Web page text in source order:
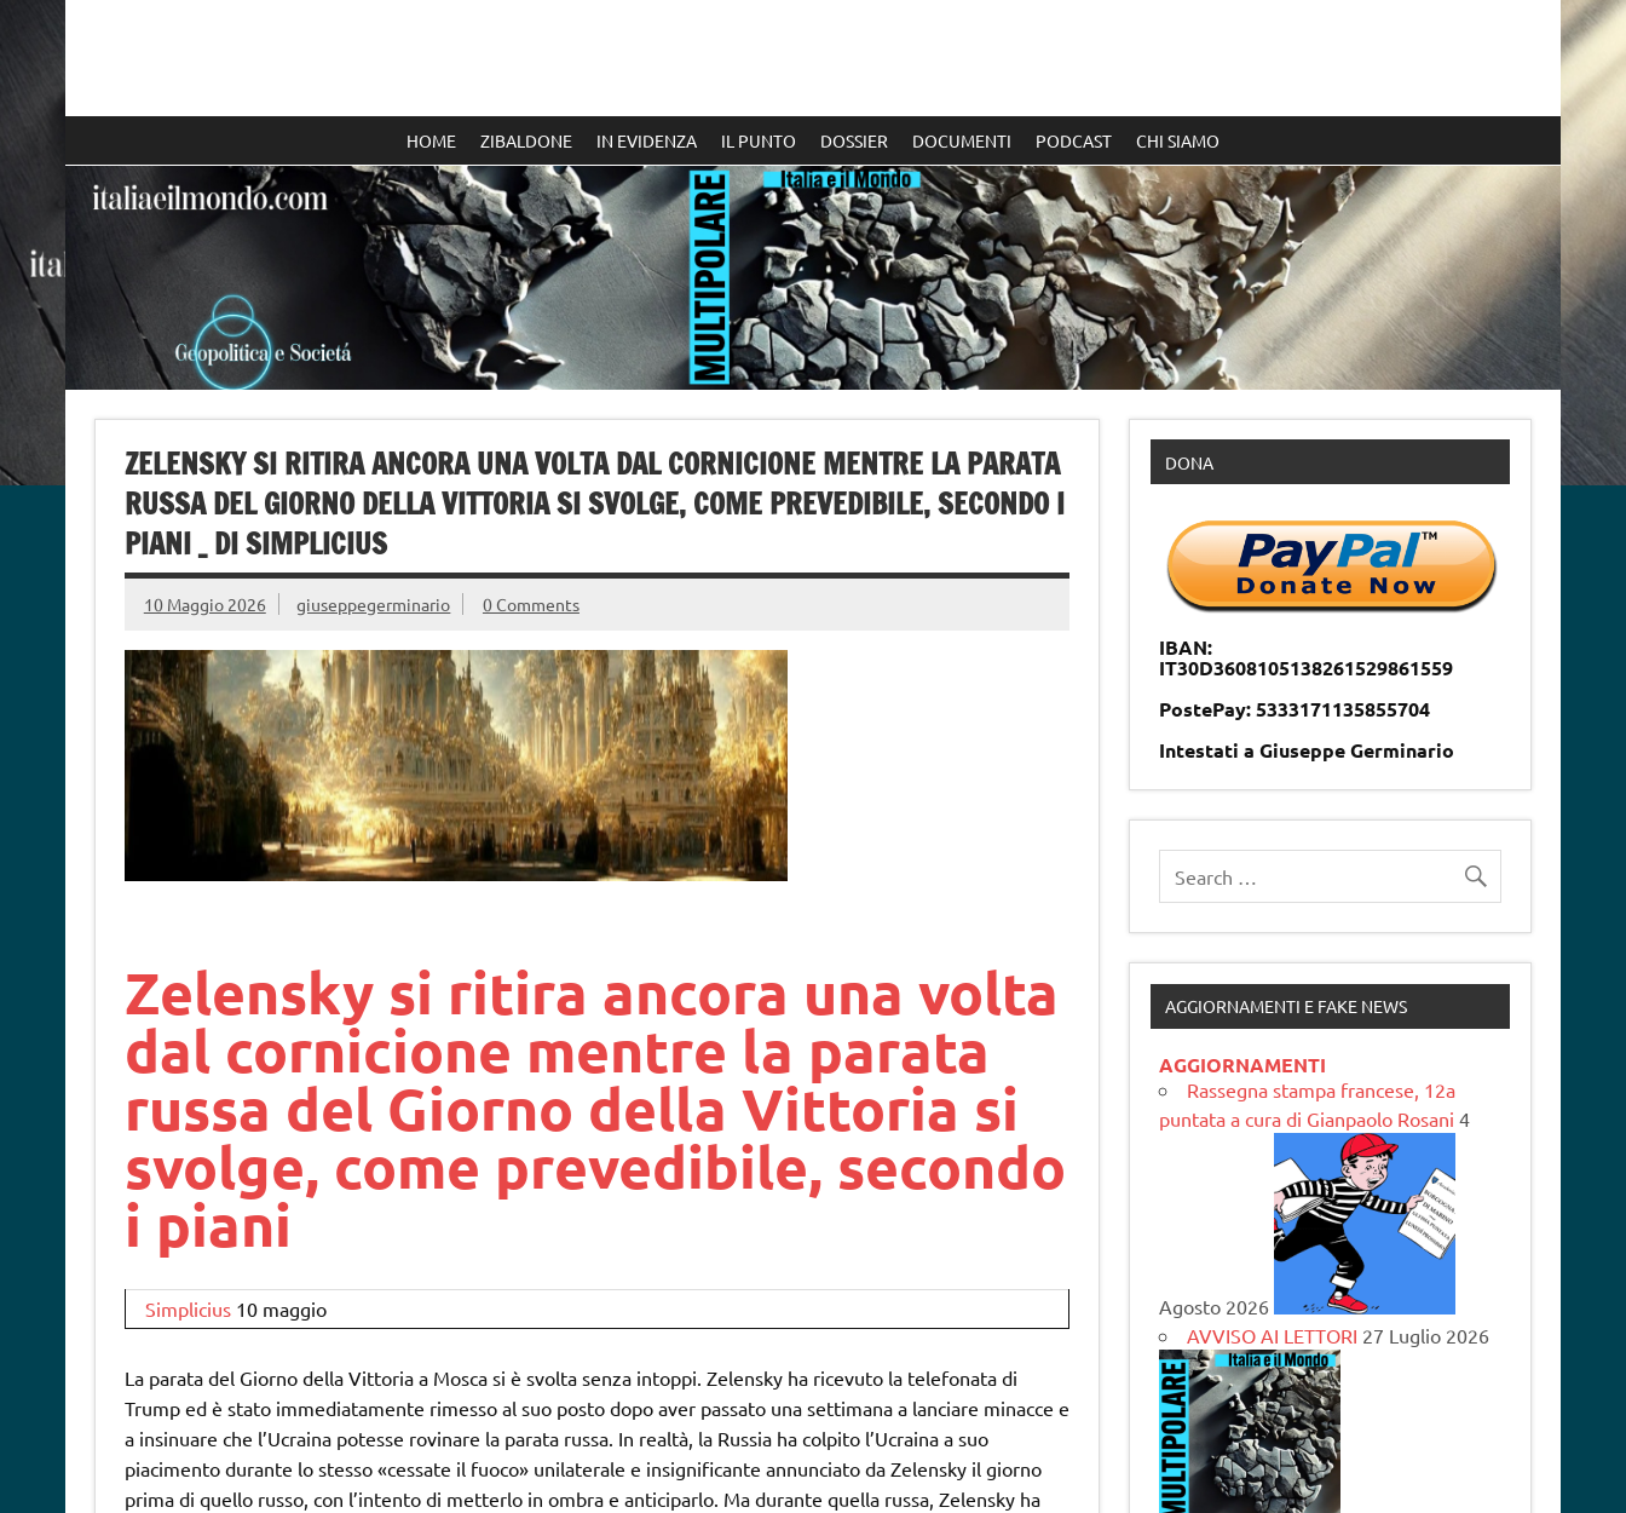
HOME ZIBALDONE IN EVIDENZA IL PUNTO DOSSIER DOCUMENTI PODCAST CHI SIAMO
ZELENSKY SI RITIRA ANCORA UNA VOLTA DAL CORNICIONE MENTRE LA PARATA
RUSSA DEL GIORNO DELLA VITTORIA SI SVOLGE, COME PREVEDIBILE, SECONDO I
PIANI _ DI SIMPLICIUS
10 Maggio 2026 giuseppegerminario 0 Comments
Zelensky si ritira ancora una volta
dal cornicione mentre la parata
russa del Giorno della Vittoria si
svolge, come prevedibile, secondo
i piani
Simplicius 10 maggio
La parata del Giorno della Vittoria a Mosca si è svolta senza intoppi. Zelensky ha ricevuto la telefonata di
Trump ed è stato immediatamente rimesso al suo posto dopo aver passato una settimana a lanciare minacce e
a insinuare che l’Ucraina potesse rovinare la parata russa. In realtà, la Russia ha colpito l’Ucraina a suo
piacimento durante lo stesso «cessate il fuoco» unilaterale e insignificante annunciato da Zelensky il giorno
prima di quello russo, con l’intento di metterlo in ombra e anticiparlo. Ma durante quella russa, Zelensky ha
DONA
IBAN:
IT30D3608105138261529861559
PostePay: 5333171135855704
Intestati a Giuseppe Germinario
AGGIORNAMENTI E FAKE NEWS
AGGIORNAMENTI
Rassegna stampa francese, 12a
puntata a cura di Gianpaolo Rosani 4
Agosto 2026
AVVISO AI LETTORI 27 Luglio 2026